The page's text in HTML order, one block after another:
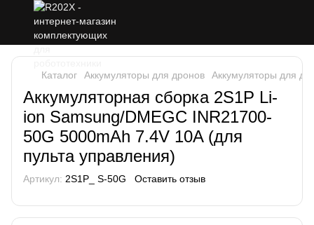
Каталог Аккумуляторы для дронов Аккумуляторы для
Аккумуляторная сборка 2S1P Li-
ion Samsung/DMEGC INR21700-
50G 5000mAh 7.4V 10A (для
пульта управления)
Артикул: 2S1P_ S-50G Оставить отзыв